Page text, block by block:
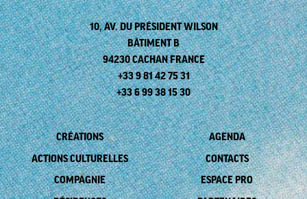
10, AV. DU PRÉSIDENT WILSON
BÂTIMENT B
94230 CACHAN FRANCE
+33 9 81 42 75 31
+33 6 99 38 15 30
CRÉATIONS
ACTIONS CULTURELLES
COMPAGNIE
AGENDA
CONTACTS
ESPACE PRO